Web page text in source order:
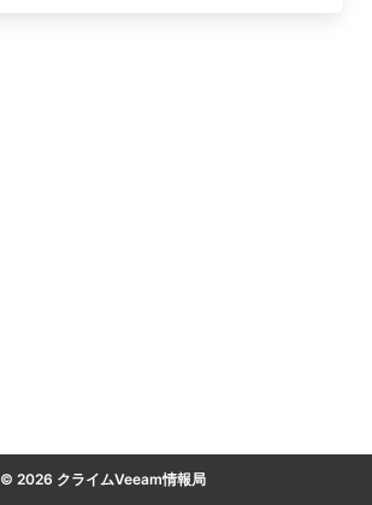
© 2026 クライムVeeam情報局